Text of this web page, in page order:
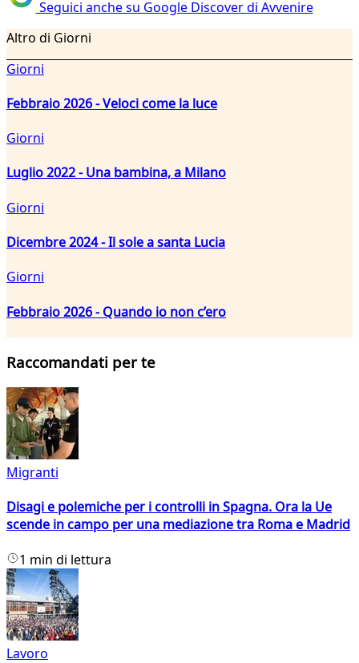
Seguici anche su Google Discover di Avvenire
Altro di Giorni
Giorni
Febbraio 2026 - Veloci come la luce
Giorni
Luglio 2022 - Una bambina, a Milano
Giorni
Dicembre 2024 - Il sole a santa Lucia
Giorni
Febbraio 2026 - Quando io non c’ero
Raccomandati per te
Migranti
Disagi e polemiche per i controlli in Spagna. Ora la Ue
scende in campo per una mediazione tra Roma e Madrid
1 min di lettura
Lavoro